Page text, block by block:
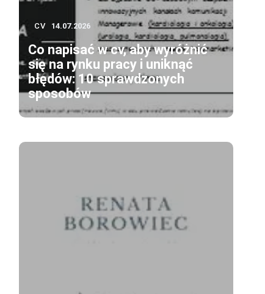
CV 14.07.2026
Co napisać w cv, aby wyróżnić
się na rynku pracy i uniknąć
błędów: 10 sprawdzonych
sposobów